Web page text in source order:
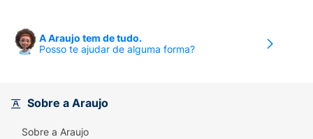
A Araujo tem de tudo.
Posso te ajudar de alguma forma?
Sobre a Araujo
Sobre a Araujo